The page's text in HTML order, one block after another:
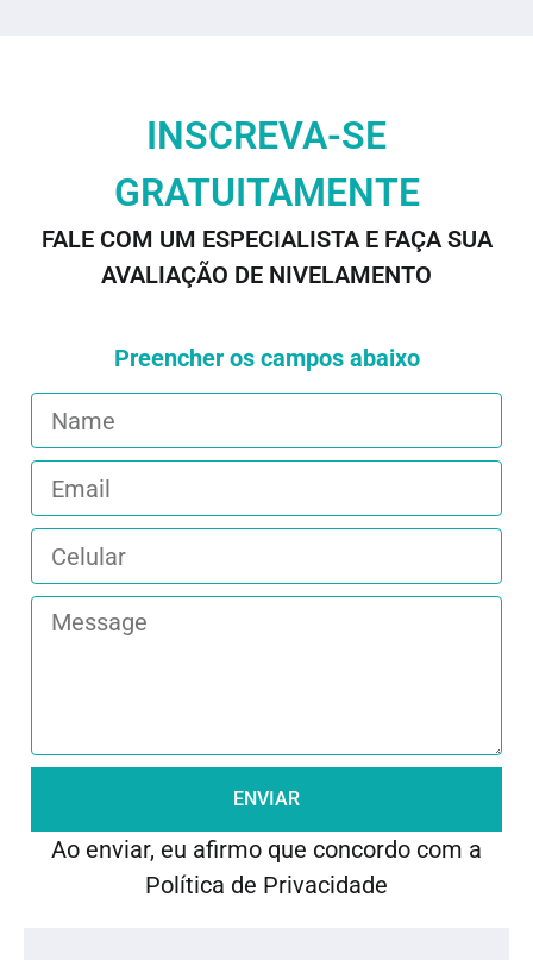
INSCREVA-SE
GRATUITAMENTE
FALE COM UM ESPECIALISTA E FAÇA SUA
AVALIAÇÃO DE NIVELAMENTO
Preencher os campos abaixo
ENVIAR
Ao enviar, eu afirmo que concordo com a
Política de Privacidade